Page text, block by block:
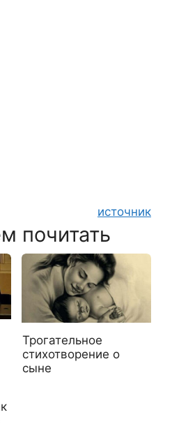
источник
почитать
Трогательное
стихотворение о
сыне